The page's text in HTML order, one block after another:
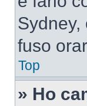
fuso
Top
» Ho